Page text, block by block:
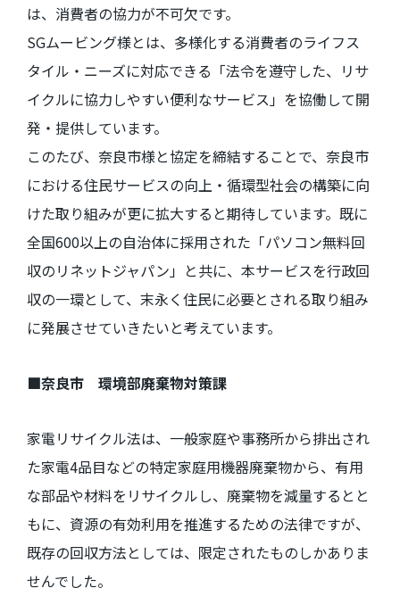
は、消費者の協力が不可欠です。
SGムービング様とは、多様化する消費者のライフス
タイル・ニーズに対応できる「法令を遵守した、リサ
イクルに協力しやすい便利なサービス」を協働して開
発・提供しています。
このたび、奈良市様と協定を締結することで、奈良市
における住民サービスの向上・循環型社会の構築に向
けた取り組みが更に拡大すると期待しています。既に
全国600以上の自治体に採用された「パソコン無料回
収のリネットジャパン」と共に、本サービスを行政回
収の一環として、末永く住民に必要とされる取り組み
に発展させていきたいと考えています。
■奈良市 環境部廃棄物対策課
家電リサイクル法は、一般家庭や事務所から排出され
た家電4品目などの特定家庭用機器廃棄物から、有用
な部品や材料をリサイクルし、廃棄物を減量するとと
もに、資源の有効利用を推進するための法律ですが、
既存の回収方法としては、限定されたものしかありま
せんでした。